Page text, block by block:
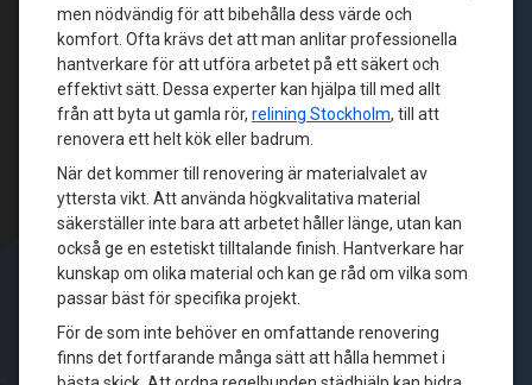
men nödvändig för att bibehålla dess värde och
komfort. Ofta krävs det att man anlitar professionella
hantverkare för att utföra arbetet på ett säkert och
effektivt sätt. Dessa experter kan hjälpa till med allt
från att byta ut gamla rör, relining Stockholm, till att
renovera ett helt kök eller badrum.
När det kommer till renovering är materialvalet av
yttersta vikt. Att använda högkvalitativa material
säkerställer inte bara att arbetet håller länge, utan kan
också ge en estetiskt tilltalande finish. Hantverkare har
kunskap om olika material och kan ge råd om vilka som
passar bäst för specifika projekt.
För de som inte behöver en omfattande renovering
finns det fortfarande många sätt att hålla hemmet i